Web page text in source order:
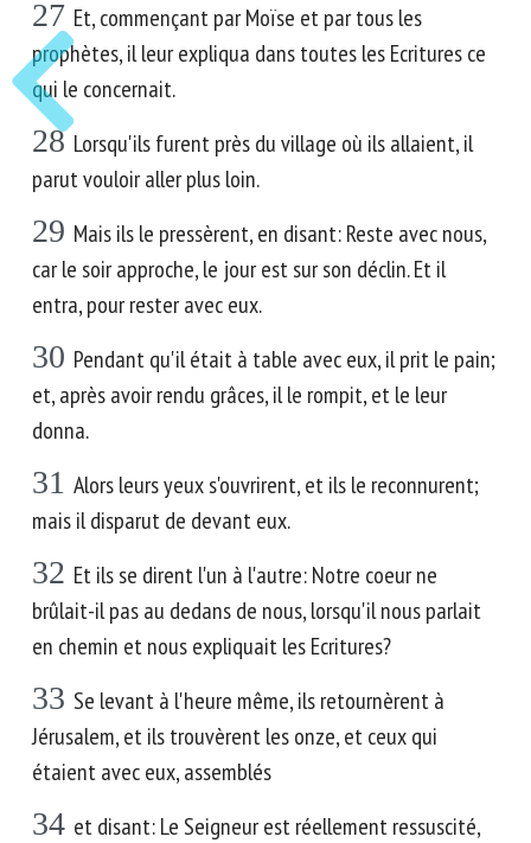
27 Et, commençant par Moïse et par tous les
prophètes, il leur expliqua dans toutes les Ecritures ce
qui le concernait.
28 Lorsqu'ils furent près du village où ils allaient, il
parut vouloir aller plus loin.
29 Mais ils le pressèrent, en disant: Reste avec nous,
car le soir approche, le jour est sur son déclin. Et il
entra, pour rester avec eux.
30 Pendant qu'il était à table avec eux, il prit le pain;
et, après avoir rendu grâces, il le rompit, et le leur
donna.
31 Alors leurs yeux s'ouvrirent, et ils le reconnurent;
mais il disparut de devant eux.
32 Et ils se dirent l'un à l'autre: Notre coeur ne
brûlait-il pas au dedans de nous, lorsqu'il nous parlait
en chemin et nous expliquait les Ecritures?
33 Se levant à l'heure même, ils retournèrent à
Jérusalem, et ils trouvèrent les onze, et ceux qui
étaient avec eux, assemblés
34 et disant: Le Seigneur est réellement ressuscité,